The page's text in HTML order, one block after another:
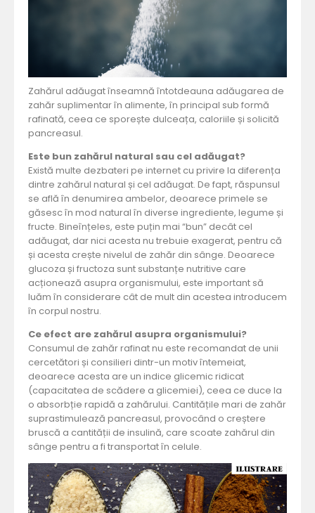
Zahărul adăugat înseamnă întotdeauna adăugarea de
zahăr suplimentar în alimente, în principal sub formă
rafinată, ceea ce sporește dulceața, caloriile și solicită
pancreasul.
Este bun zahărul natural sau cel adăugat?
Există multe dezbateri pe internet cu privire la diferența
dintre zahărul natural și cel adăugat. De fapt, răspunsul
se află în denumirea ambelor, deoarece primele se
găsesc în mod natural în diverse ingrediente, legume și
fructe. Bineînțeles, este puțin mai “bun” decât cel
adăugat, dar nici acesta nu trebuie exagerat, pentru că
și acesta crește nivelul de zahăr din sânge. Deoarece
glucoza și fructoza sunt substanțe nutritive care
acționează asupra organismului, este important să
luăm în considerare cât de mult din acestea introducem
în corpul nostru.
Ce efect are zahărul asupra organismului?
Consumul de zahăr rafinat nu este recomandat de unii
cercetători și consilieri dintr-un motiv întemeiat,
deoarece acesta are un indice glicemic ridicat
(capacitatea de scădere a glicemiei), ceea ce duce la
o absorbție rapidă a zahărului. Cantitățile mari de zahăr
suprastimulează pancreasul, provocând o creștere
bruscă a cantității de insulină, care scoate zahărul din
sânge pentru a fi transportat în celule.